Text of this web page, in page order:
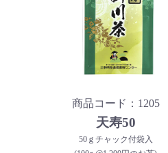
商品コード：1205
天寿50
50ｇチャック付袋入